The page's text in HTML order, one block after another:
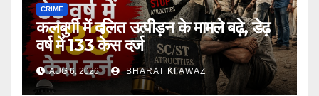
CRIME
कलबुर्गी में दलित उत्पीड़न के मामले बढ़े, डेढ़
वर्ष में 133 केस दर्ज
AUG 6, 2026 BHARAT KI AWAZ